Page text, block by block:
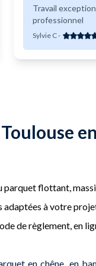
Travail
professionnel
Sylvie C-
parquet flottant,
adaptées à votre
de règlement, en
en chêne, en